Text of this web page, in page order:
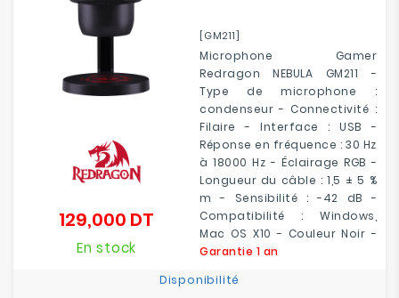
[GM211]
Microphone Gamer
Redragon NEBULA GM211 -
Type de microphone :
condenseur - Connectivité :
Filaire - Interface : USB -
Réponse en fréquence : 30 Hz
à 18000 Hz - Éclairage RGB -
Longueur du câble : 1,5 ± 5 %
m - Sensibilité : -42 dB -
Compatibilité : Windows,
Mac OS X10 - Couleur Noir -
Garantie 1 an
129,000 DT
En stock
Disponibilité